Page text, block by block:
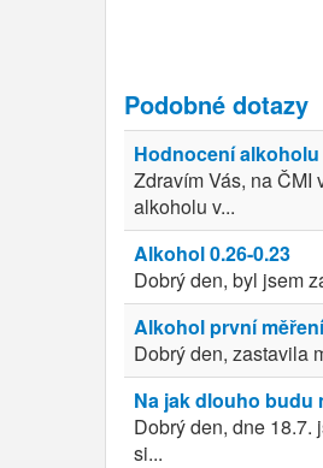
Podobné dotazy
Hodnocení
Zdravím Vás, na ČMI
alkoholu v...
Alkohol 0.26-0.23
Dobrý den, byl jsem
Alkohol první
Dobrý den, zastavila
Na jak dlouho budu
Dobrý den, dne 18.7.
si...